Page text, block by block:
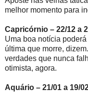
melhor momento para
Capricórnio – 22/12 a
Uma boa notícia
última que morre,
verdades que nunca
otimista, agora.
Aquário – 21/01 a 19/